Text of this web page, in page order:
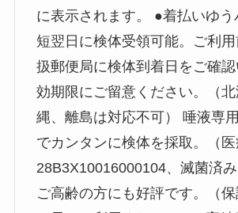
に表示されます。 ●着払いゆう
短翌日に検体受領可能。ご利
扱郵便局に検体到着日をご確
効期限にご留意ください。（
縄、離島は対応不可） 唾液専
でカンタンに検体を採取。（
28B3X10016000104、滅菌済み
ご高齢の方にも好評です。（